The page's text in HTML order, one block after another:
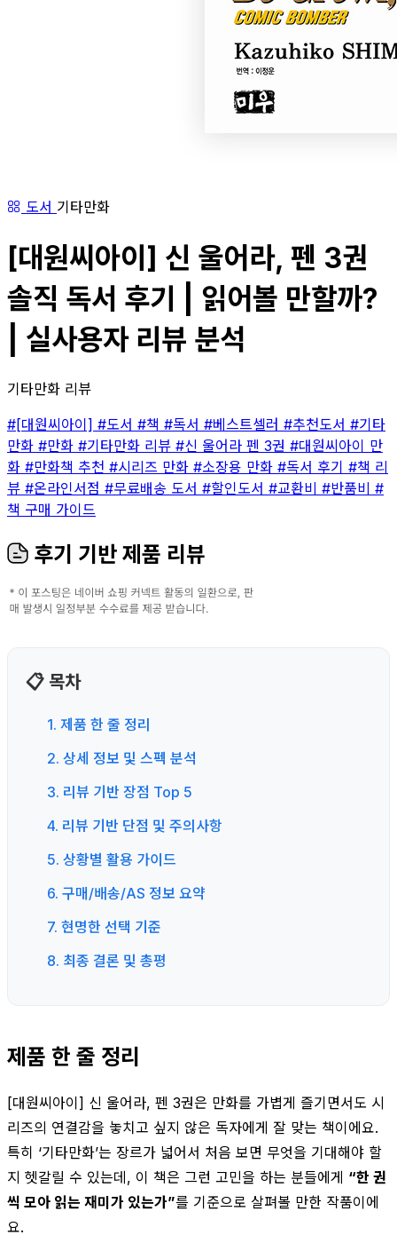
도서 기타만화
[대원씨아이] 신 울어라, 펜 3권
솔직 독서 후기 | 읽어볼 만할까?
| 실사용자 리뷰 분석
기타만화 리뷰
#[대원씨아이] #도서 #책 #독서 #베스트셀러 #추천도서 #기타
만화 #만화 #기타만화 리뷰 #신 울어라 펜 3권 #대원씨아이 만
화 #만화책 추천 #시리즈 만화 #소장용 만화 #독서 후기 #책 리
뷰 #온라인서점 #무료배송 도서 #할인도서 #교환비 #반품비 #
책 구매 가이드
후기 기반 제품 리뷰
📋 목차
1. 제품 한 줄 정리
2. 상세 정보 및 스펙 분석
3. 리뷰 기반 장점 Top 5
4. 리뷰 기반 단점 및 주의사항
5. 상황별 활용 가이드
6. 구매/배송/AS 정보 요약
7. 현명한 선택 기준
8. 최종 결론 및 총평
제품 한 줄 정리
[대원씨아이] 신 울어라, 펜 3권은 만화를 가볍게 즐기면서도 시
리즈의 연결감을 놓치고 싶지 않은 독자에게 잘 맞는 책이에요.
특히 ‘기타만화’는 장르가 넓어서 처음 보면 무엇을 기대해야 할
지 헷갈릴 수 있는데, 이 책은 그런 고민을 하는 분들에게 “한 권
씩 모아 읽는 재미가 있는가”를 기준으로 살펴볼 만한 작품이에
요.